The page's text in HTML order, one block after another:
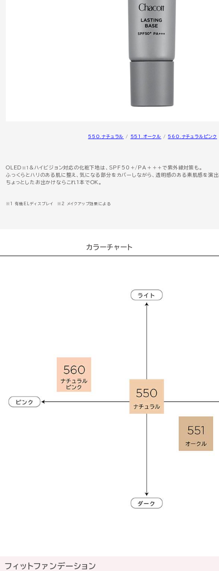
550.ナチュラル / 551.オークル / 560.ナチュラルピンク
OLED ※1
&ハイビジョン対応の化粧下地は、SPF50＋/PA＋＋＋で紫外線対策も。
ふっくらとハリのある肌に整え、気になる部分をカバーしながら、透明感のある素肌感を演出
ちょっとしたお出かけならこれ1本でOK。
※1 有機ELディスプレイ ※2 メイクアップ効果による
カラーチャート
フィットファンデーション